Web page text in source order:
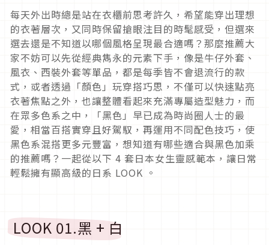
每天外出時總是站在衣櫃前思考許久，希望能穿出理想
的衣著層次，又同時保留搶眼注目的時髦感受，但選來
選去還是不知道以哪個風格呈現最合適嗎？那麼推薦大
家不妨可以先從經典雋永的元素下手，像是牛仔外套、
風衣、西裝外套等單品，都是每季皆不會退流行的款
式，或者透過「顏色」玩穿搭巧思，不僅可以快速點亮
衣著焦點之外，也讓整體看起來充滿專屬造型魅力，而
在眾多色系之中，「黑色」早已成為時尚圈人士的最
愛，相當百搭實穿且好駕馭，再運用不同配色技巧，使
黑色系混搭更多元豐富，想知道有哪些適合與黑色加乘
的推薦嗎？一起從以下 4 套日本女生靈感範本，讓日常
輕鬆擁有顯高級的日系 LOOK 。
LOOK 01.黑 + 白